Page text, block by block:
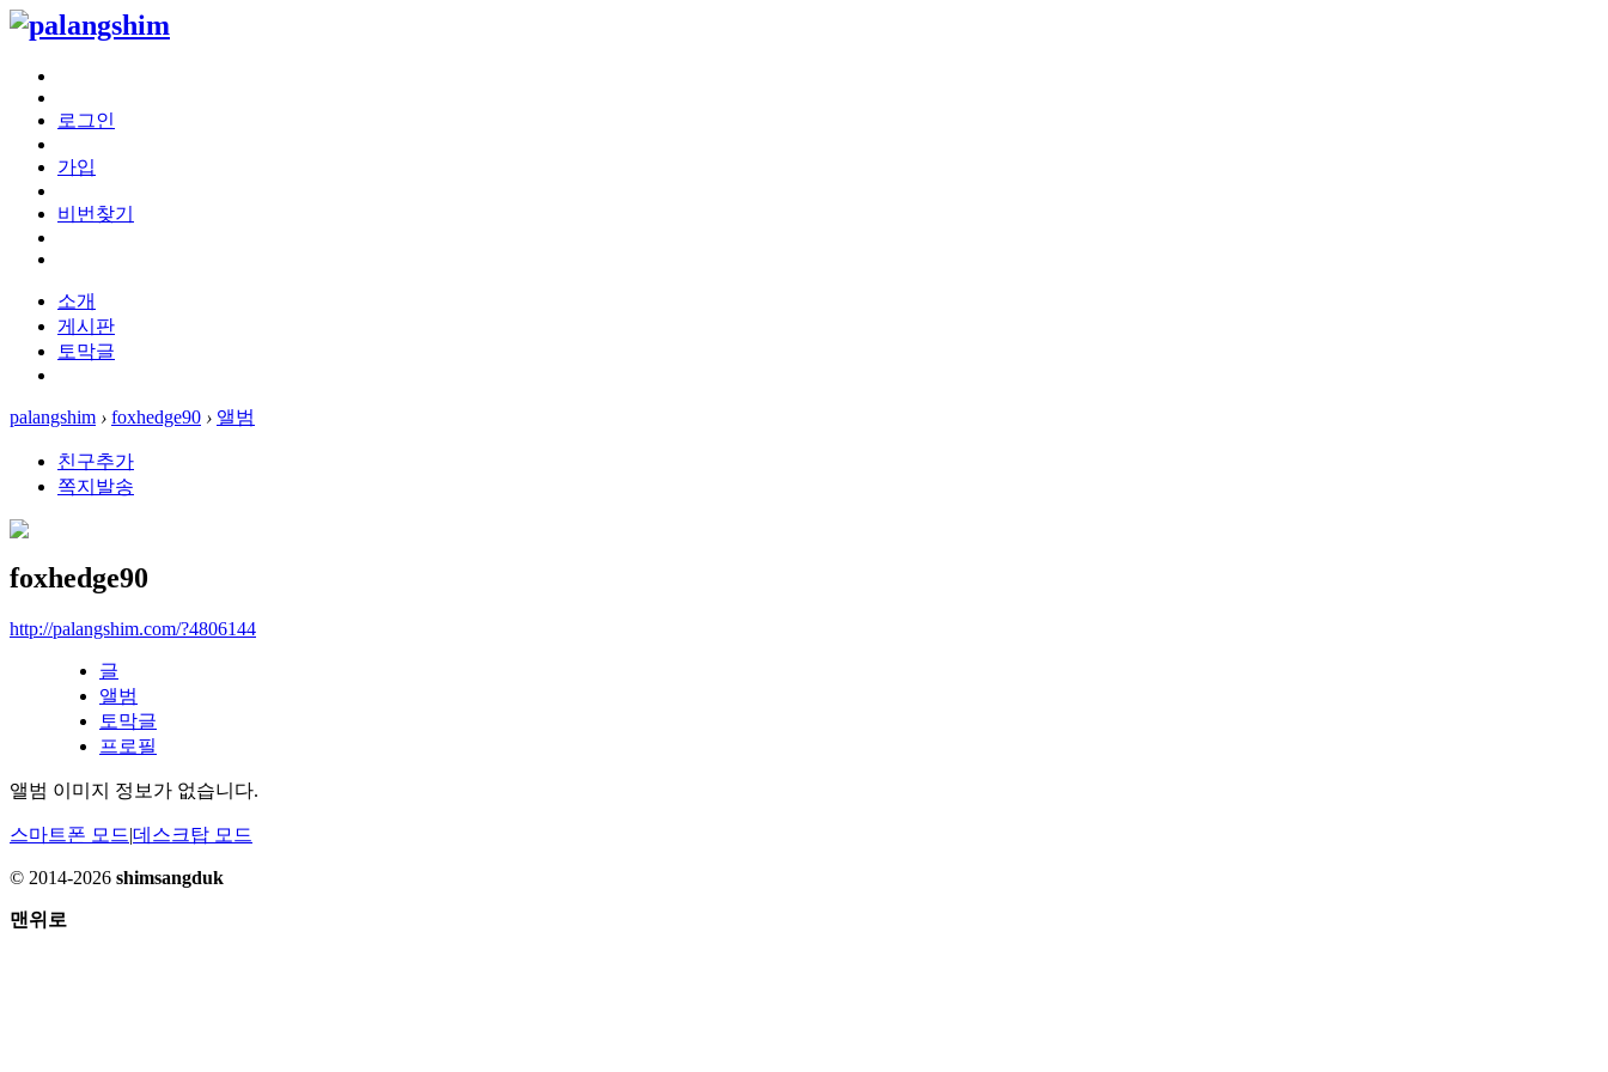
로그인
가입
비번찾기
소개
게시판
토막글
palangshim › foxhedge90 › 앨범
친구추가
쪽지발송
foxhedge90
http://palangshim.com/?4806144
글
앨범
토막글
프로필
앨범 이미지 정보가 없습니다.
스마트폰 모드|데스크탑 모드
© 2014-2026 shimsangduk
맨위로